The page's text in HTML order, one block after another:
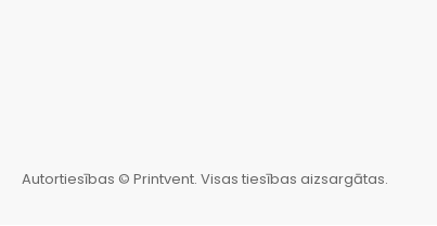
Autortiesības © Printvent. Visas tiesības aizsargātas.